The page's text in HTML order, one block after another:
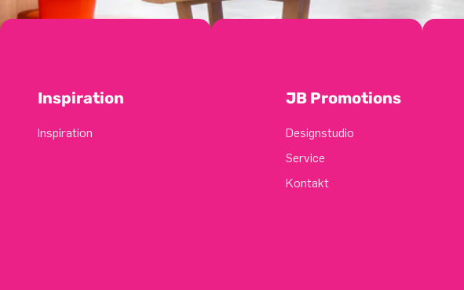
Inspiration
Inspiration
JB Promotions
Designstudio
Service
Kontakt